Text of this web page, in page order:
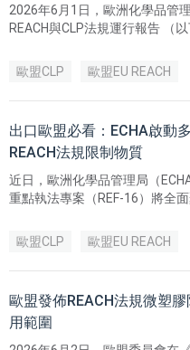
2026年6月1日，歐洲化學品管
REACH與CLP法規運行報告 （
歐盟CLP
歐盟EU REACH
出口歐盟必看：ECHA啟動
REACH法規限制物質
近日，歐洲化學品管理局（
重點執法專案（REF-16）將全
售等開展一系列專項執法檢查。
歐盟CLP 歐盟EU REACH
歐盟發佈REACH法規微塑
用範圍